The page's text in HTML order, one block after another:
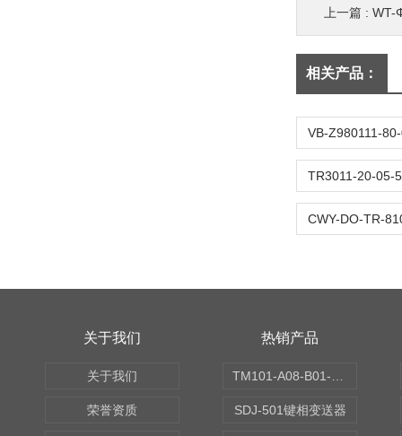
上一篇 : WT-
相关产品：
关于我们
关于我们
荣誉资质
热销产品
SDJ-501键相变送器